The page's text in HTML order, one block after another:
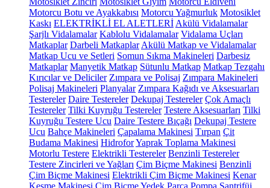
Motorcu Botu ve Ayakkabısı Motorcu Yağmurluk Motosiklet
Kaskı ELEKTRİKLİ EL ALETLERİ Akülü Vidalamalar
Şarjlı Vidalamalar Kablolu Vidalamalar Vidalama Uçları
Matkaplar Darbeli Matkaplar Akülü Matkap ve Vidalamalar
Matkap Ucu ve Setleri Somun Sıkma Makineleri Darbesiz
Matkaplar Manyetik Matkap Sütunlu Matkap Matkap Tezgahı
Kırıcılar ve Deliciler Zımpara ve Polisaj Zımpara Makineleri
Polisaj Makineleri Planyalar Zımpara Kağıdı ve Aksesuarları
Testereler Daire Testereler Dekupaj Testereler Çok Amaçlı
Testereler Tilki Kuyruğu Testereler Testere Aksesuarları Tilki
Kuyruğu Testere Ucu Daire Testere Bıçağı Dekupaj Testere
Ucu Bahçe Makineleri Çapalama Makinesi Tırpan Çit
Budama Makinesi HidroforYaprak Toplama Makinesi
Motorlu Testere Elektrikli Testereler Benzinli Testereler
Testere Zincirleri ve Yağları Çim Biçme Makinesi Benzinli
Çim Biçme Makinesi Elektrikli Çim Biçme Makinesi Kenar
Kesme Makinesi Çim Biçme Yedek Parça Pompa Santrifüj